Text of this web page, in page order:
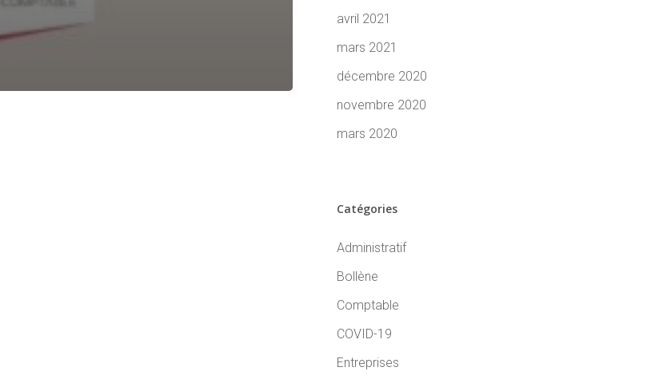
avril 2021
mars 2021
décembre 2020
novembre 2020
mars 2020
Catégories
Administratif
Bollène
Comptable
COVID-19
Entreprises